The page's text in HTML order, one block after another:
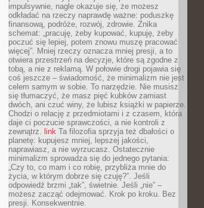
impulsywnie, nagle okazuje się, że możesz
odkładać na rzeczy naprawdę ważne: poduszkę
finansową, podróże, rozwój, zdrowie. Znika
schemat: „pracuję, żeby kupować, kupuję, żeby
poczuć się lepiej, potem znowu muszę pracować
więcej”. Mniej rzeczy oznacza mniej presji, a to
otwiera przestrzeń na decyzje, które są zgodne z
tobą, a nie z reklamą. W połowie drogi pojawia się
coś jeszcze – świadomość, że minimalizm nie jest
celem samym w sobie. To narzędzie. Nie musisz
się tłumaczyć, że masz pięć kubków zamiast
dwóch, ani czuć winy, że lubisz książki w papierze.
Chodzi o relację z przedmiotami i z czasem, która
daje ci poczucie sprawczości, a nie kontroli z
zewnątrz. link Ta filozofia sprzyja też dbałości o
planetę: kupujesz mniej, lepszej jakości,
naprawiasz, a nie wyrzucasz. Ostatecznie
minimalizm sprowadza się do jednego pytania:
„Czy to, co mam i co robię, przybliża mnie do
życia, w którym dobrze się czuję?”. Jeśli
odpowiedź brzmi „tak”, świetnie. Jeśli „nie” –
możesz zacząć odejmować. Krok po kroku. Bez
presji. Konsekwentnie.